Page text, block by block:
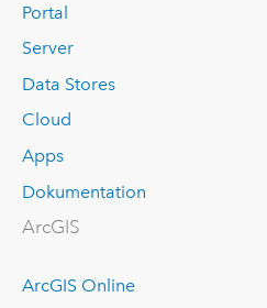
Portal
Server
Data Stores
Cloud
Apps
Dokumentation
ArcGIS
ArcGIS Online